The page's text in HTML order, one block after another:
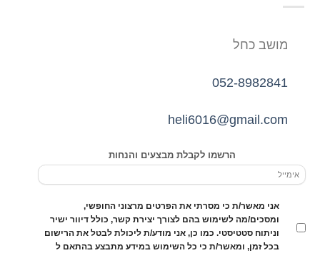
מושב כחל
052-8982841
heli6016@gmail.com
הרשמו לקבלת מבצעים והנחות
אני מאשר/ת כי מסרתי את הפרטים מרצוני החופשי,
ומסכים/מה לשימוש בהם לצורך יצירת קשר, כולל דיוור ישיר
וניתוח סטטיסטי. כמו כן, אני מודע/ת ליכולת לבטל את הרישום
בכל זמן, ומאשר/ת כי כל השימוש במידע מתבצע בהתאם ל